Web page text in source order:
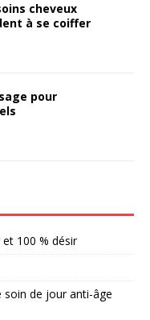
cheveux
à se coiffer
pour
et 100 % désir
de jour anti-âge